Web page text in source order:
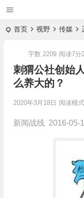
首页 视野 传媒
刺猬公社创始
么养大的？
2020年3月18日
字数 2209 阅读7分
阅读模式
新闻战线 2016-